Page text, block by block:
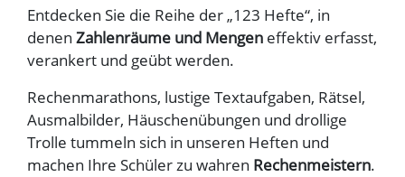
Entdecken Sie die Reihe der „123 Hefte“, in
denen Zahlenräume und Mengen effektiv erfasst,
verankert und geübt werden.
Rechenmarathons, lustige Textaufgaben, Rätsel,
Ausmalbilder, Häuschenübungen und drollige
Trolle tummeln sich in unseren Heften und
machen Ihre Schüler zu wahren Rechenmeistern.